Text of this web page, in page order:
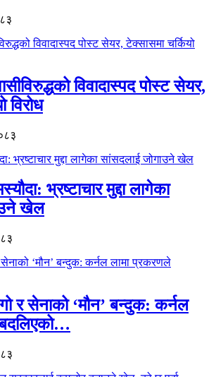
विवादास्पद पोस्ट सेयर,
विरोध
भ्रष्टाचार मुद्दा लागेका
खेल
र सेनाको ‘मौन’ बन्दुक: कर्नल